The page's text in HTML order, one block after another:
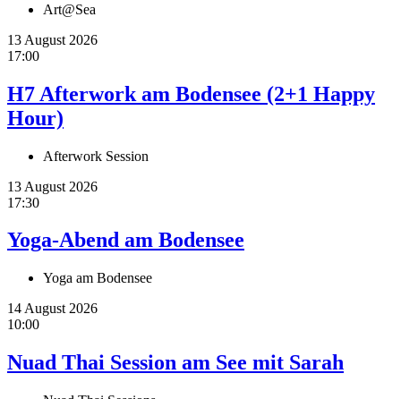
Art@Sea
13 August 2026
17:00
H7 Afterwork am Bodensee (2+1 Happy
Hour)
Afterwork Session
13 August 2026
17:30
Yoga-Abend am Bodensee
Yoga am Bodensee
14 August 2026
10:00
Nuad Thai Session am See mit Sarah